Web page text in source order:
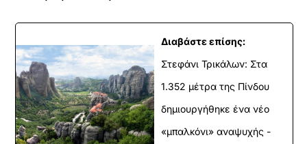
Διαβάστε επίσης:
Στεφάνι Τρικάλων: Στα
1.352 μέτρα της Πίνδου
δημιουργήθηκε ένα νέο
«μπαλκόνι» αναψυχής -